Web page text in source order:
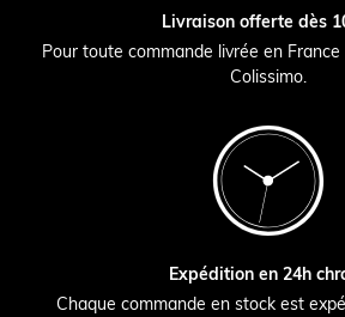
Livraison offerte dès
Pour toute commande livrée en
Colissimo.
Expédition en 24h
Chaque commande en stock est